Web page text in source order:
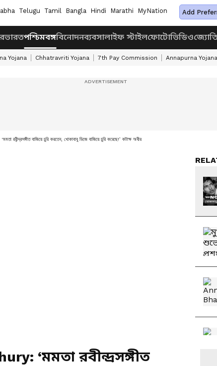
Telugu Tamil Bangla Hindi Marathi MyNation Add
ভারতপশ্চিমবঙ্গবিনোদনব্যবসালাইফ স্টাইলফোটোভিডিও
Yojana Chhatravriti Yojana 7th Pay Commission Annapurna
বাজিয়ে চুরি করতেন, খোকাবাবু ডিজে বাজিয়ে চুরি করেছে!’ কটাক্ষ অধীর
‘মমতা রবীন্দ্রসঙ্গীত